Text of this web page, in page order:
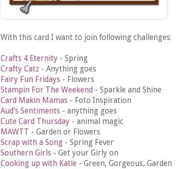
With this card I want to join following challenges:
Crafts 4 Eternity - Spring
Crafty Catz - Anything goes
Fairy Fun Fridays - Flowers
Stampin For The Weekend - Sparkle and Shine
Card Makin Mamas - Foto Inspiration
Aud's Sentiments - anything goes
Cute Card Thursday - animal magic
MAWTT - Garden or Flowers
Scrap with a Song - Spring Fever
Southern Girls - Get your Girly on
Cooking up with Katie - Green, Gorgeous, Garden